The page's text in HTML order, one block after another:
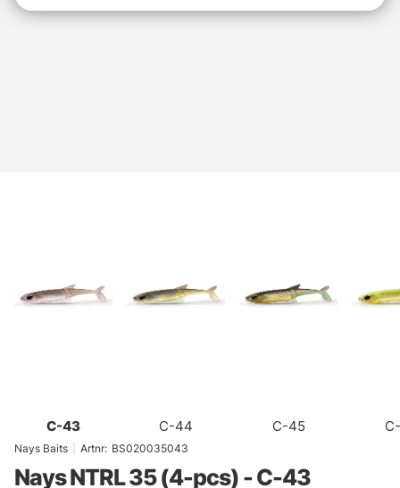
C-43 C-44 C-45
Nays Baits Artnr: BS020035043
Nays NTRL 35 (4-pcs) - C-43